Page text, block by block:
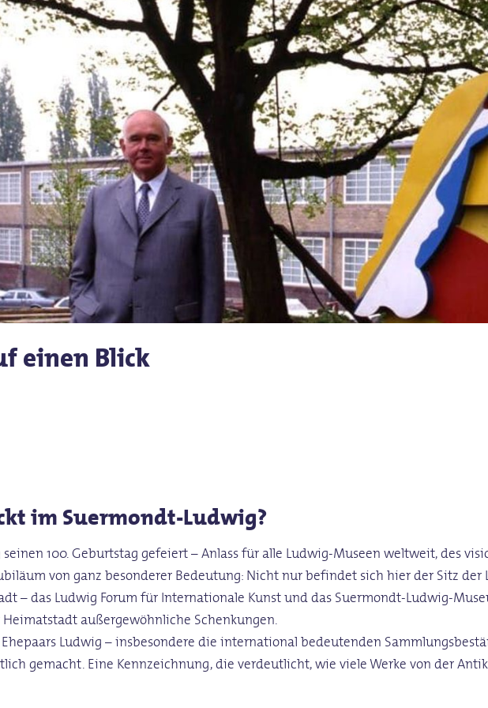
einen Blick
im Suermondt-Ludwig?
100. Geburtstag gefeiert – Anlass für alle Ludwig-Museen weltweit, des
von ganz besonderer Bedeutung: Nicht nur befindet sich hier der Sitz
– das Ludwig Forum für Internationale Kunst und das Suermondt-Ludwig-
außergewöhnliche Schenkungen.
Ludwig – insbesondere die international bedeutenden
gemacht. Eine Kennzeichnung, die verdeutlicht, wie viele Werke von der